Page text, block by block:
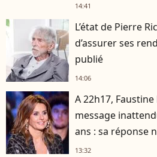
14:41
L’état de Pierre
d’assurer ses
publié
14:06
A 22h17,
message
ans : sa réponse
13:32